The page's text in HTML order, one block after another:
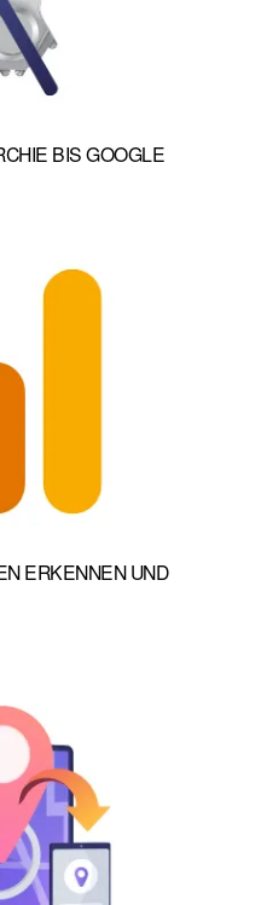
BIS GOOGLE
ERKENNEN UND